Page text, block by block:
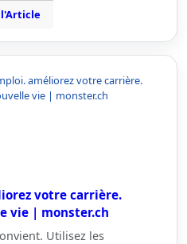
votre carrière.
vie | monster.ch
Utilisez les